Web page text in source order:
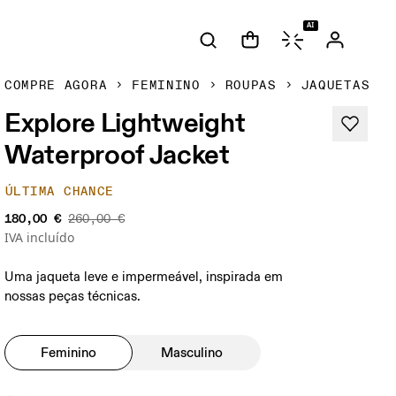
AI
COMPRE AGORA FEMININO ROUPAS JAQUETAS
Explore Lightweight
Waterproof Jacket
ÚLTIMA CHANCE
180,00 € 260,00 €
IVA incluído
Uma jaqueta leve e impermeável, inspirada em
nossas peças técnicas.
Feminino Masculino